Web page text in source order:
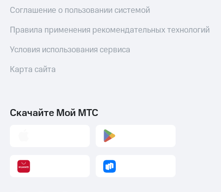
Соглашение о пользовании системой
Правила применения рекомендательных технологий
Условия использования сервиса
Карта сайта
Скачайте Мой МТС